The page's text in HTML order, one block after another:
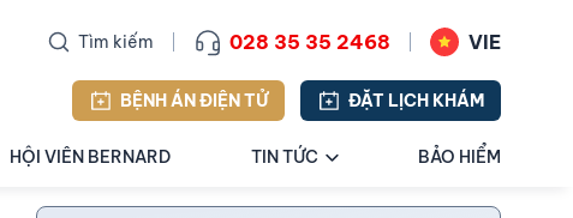
Tìm kiếm 028 35 35 2468 VIE
BỆNH ÁN ĐIỆN TỬ ĐẶT LỊCH KHÁM
HỘI VIÊN BERNARD TIN TỨC BẢO HIỂM